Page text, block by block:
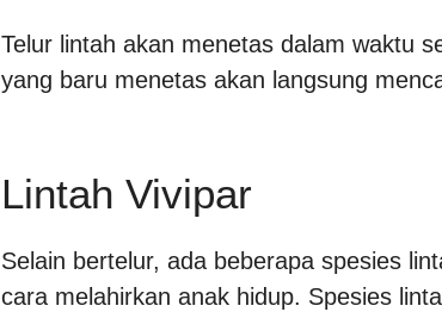
Telur lintah akan menetas dalam waktu
yang baru menetas akan langsung
Lintah Vivipar
Selain bertelur, ada beberapa spesies
cara melahirkan anak hidup. Spesies